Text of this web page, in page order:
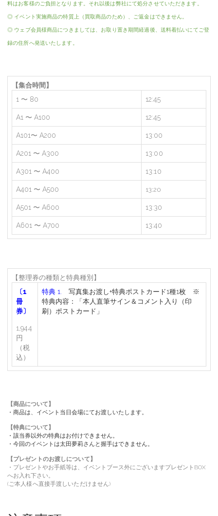
料はお客様のご負担となります。それ以後は弊社にて処分させていただきます。
◎ イベント実施商品の特質上（買取商品のため）、ご返金はできません。
◎ ウェブ会員様商品につきましては、お取り置き期間経過後、送料着払いにてご登
録の住所へ発送いたします。
【集合時間】
1 〜 80
12:45
A1 〜 A100 12:45
A101〜 A200 13:00
A201 〜 A300 13:00
A301 〜 A400 13:10
A401 〜 A500 13:20
A501 〜 A600 13:30
A601 〜 A700 13:40
【整理券の種類と特典種別】
〔1
冊
券〕
1,944
円
（税
込）
特典 1. 写真集お渡し+特典ポストカード1種1枚
※
特典内容：「本人直筆サイン＆コメント入り（印
刷）ポストカード」
【商品について】
・商品は、イベント当日会場にてお渡しいたします。
【特典について】
・該当券以外の特典はお付けできません。
・今回のイベントは太田夢莉さんと握手はできません。
【プレゼントのお渡しについて】
・プレゼントやお手紙等は、イベントブース外にございますプレゼント BOX
へお入れ下さい。
(ご本人様へ直接手渡しいただけません)